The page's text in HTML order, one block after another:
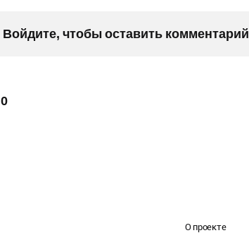
Войдите, чтобы оставить комментарий
0
О проекте